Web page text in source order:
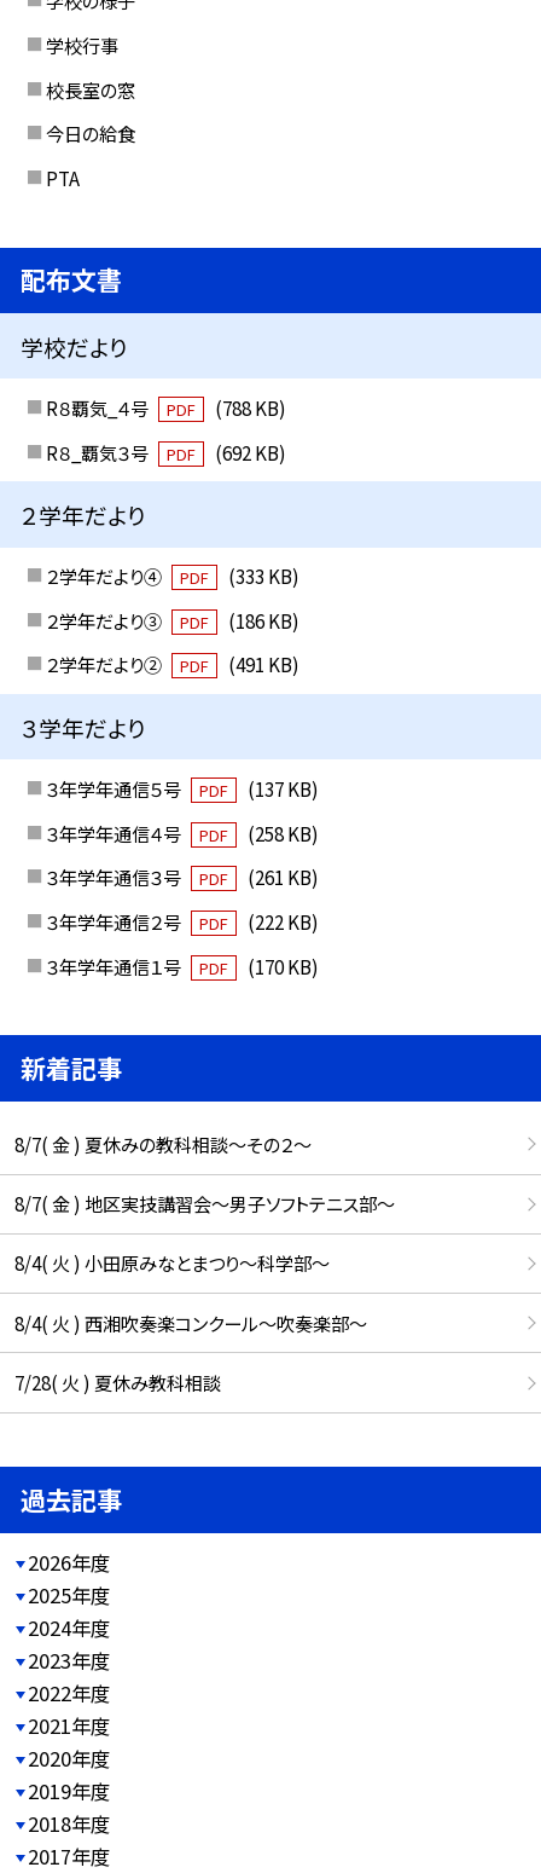
学校行事
校長室の窓
今日の給食
PTA
配布文書
学校だより
R８覇気_４号 PDF
(788 KB)
R８_覇気３号
PDF (692 KB)
２学年だより
２学年だより④ PDF
(333 KB)
２学年だより③
PDF
(186 KB)
２学年だより②
PDF (491 KB)
３学年だより
３年学年通信５号 PDF
(137 KB)
３年学年通信４号
PDF
(258 KB)
３年学年通信３号
PDF
(261 KB)
３年学年通信２号
PDF
(222 KB)
３年学年通信１号
PDF (170 KB)
新着記事
8/7( 金 ) 夏休みの教科相談～その２～
8/7( 金 ) 地区実技講習会～男子ソフトテニス部～
8/4( 火 ) 小田原みなとまつり～科学部～
8/4( 火 ) 西湘吹奏楽コンクール～吹奏楽部～
7/28( 火 ) 夏休み教科相談
過去記事
2026年度
2025年度
2024年度
2023年度
2022年度
2021年度
2020年度
2019年度
2018年度
2017年度